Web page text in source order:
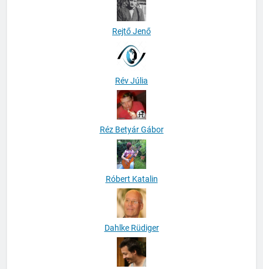
Rejtő Jenő
Rév Júlia
Réz Betyár Gábor
Róbert Katalin
Dahlke Rüdiger